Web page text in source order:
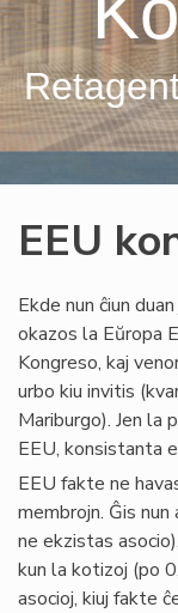
EEU
Ekde nun ĉiun
okazos la Eŭropa
Kongreso, kaj
urbo kiu invitis
Mariburgo). Jen la
EEU, konsistanta
EEU fakte ne
membrojn. Ĝis
ne ekzistas
kun la kotizoj (po
asocioj, kiuj fakte